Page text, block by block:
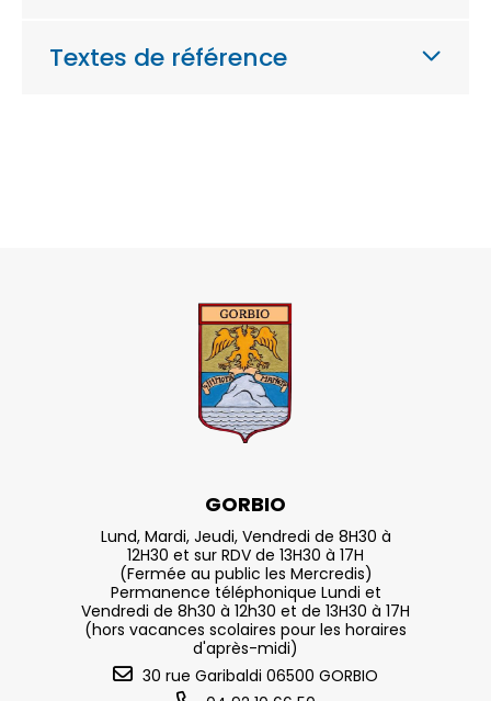
Textes de référence
GORBIO
Lund, Mardi, Jeudi, Vendredi de 8H30 à
12H30 et sur RDV de 13H30 à 17H
(Fermée au public les Mercredis)
Permanence téléphonique Lundi et
Vendredi de 8h30 à 12h30 et de 13H30 à 17H
(hors vacances scolaires pour les horaires
d'après-midi)
30 rue Garibaldi 06500 GORBIO